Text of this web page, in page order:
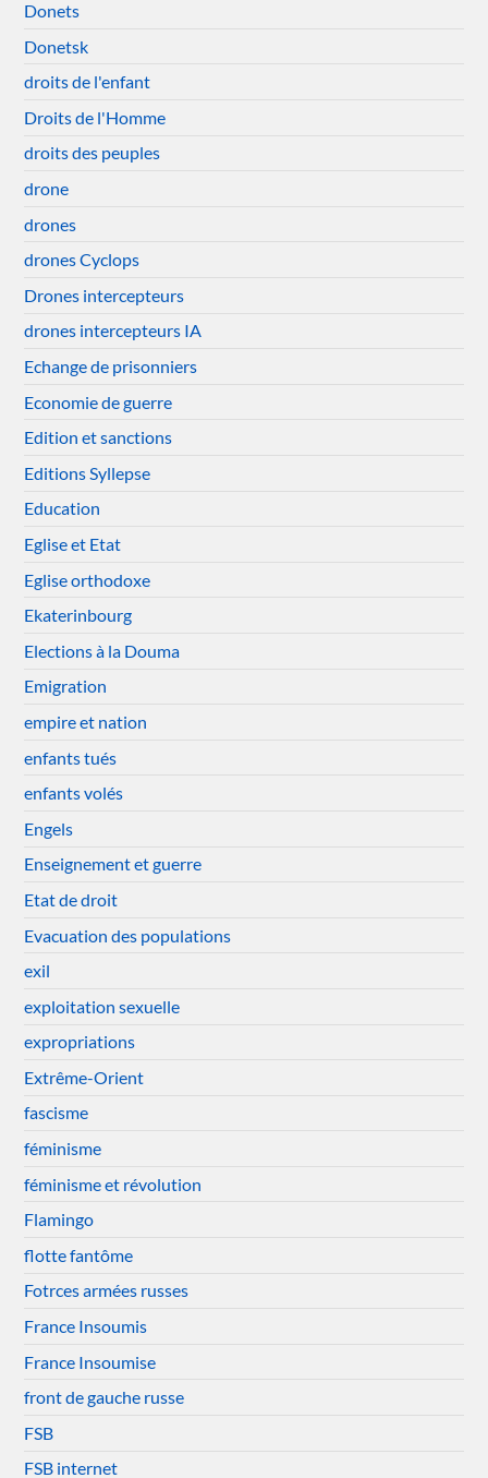
Donets
Donetsk
droits de l'enfant
Droits de l'Homme
droits des peuples
drone
drones
drones Cyclops
Drones intercepteurs
drones intercepteurs IA
Echange de prisonniers
Economie de guerre
Edition et sanctions
Editions Syllepse
Education
Eglise et Etat
Eglise orthodoxe
Ekaterinbourg
Elections à la Douma
Emigration
empire et nation
enfants tués
enfants volés
Engels
Enseignement et guerre
Etat de droit
Evacuation des populations
exil
exploitation sexuelle
expropriations
Extrême-Orient
fascisme
féminisme
féminisme et révolution
Flamingo
flotte fantôme
Fotrces armées russes
France Insoumis
France Insoumise
front de gauche russe
FSB
FSB internet